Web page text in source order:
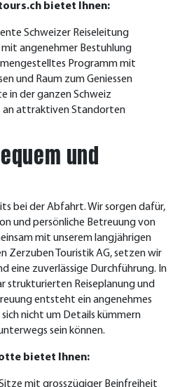
bietet Ihnen:
Schweizer Reiseleitung
mit angenehmer Bestuhlung
Programm mit
und Raum zum Geniessen
in der ganzen Schweiz
an attraktiven Standorten
und
bei der Abfahrt. Wir sorgen dafür,
und persönliche Betreuung von
mit unserem langjährigen
Zerzuben Touristik AG, setzen wir
eine zuverlässige Durchführung. In
strukturierten Reiseplanung und
entsteht ein angenehmes
sich nicht um Details kümmern
sein können.
bietet Ihnen:
mit grosszügiger Beinfreiheit